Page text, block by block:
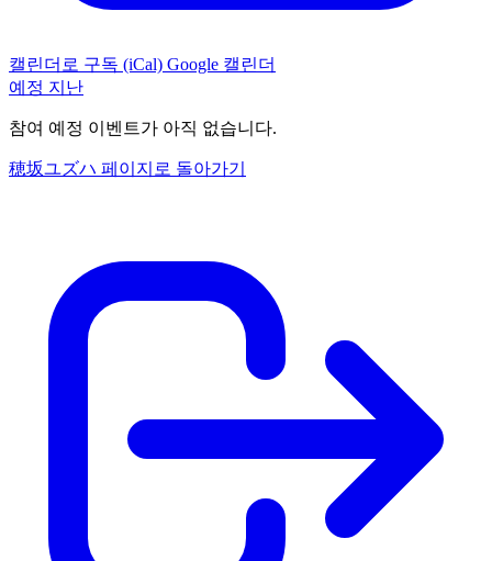
캘린더로 구독 (iCal) Google 캘린더
예정 지난
참여 예정 이벤트가 아직 없습니다.
穂坂ユズハ 페이지로 돌아가기